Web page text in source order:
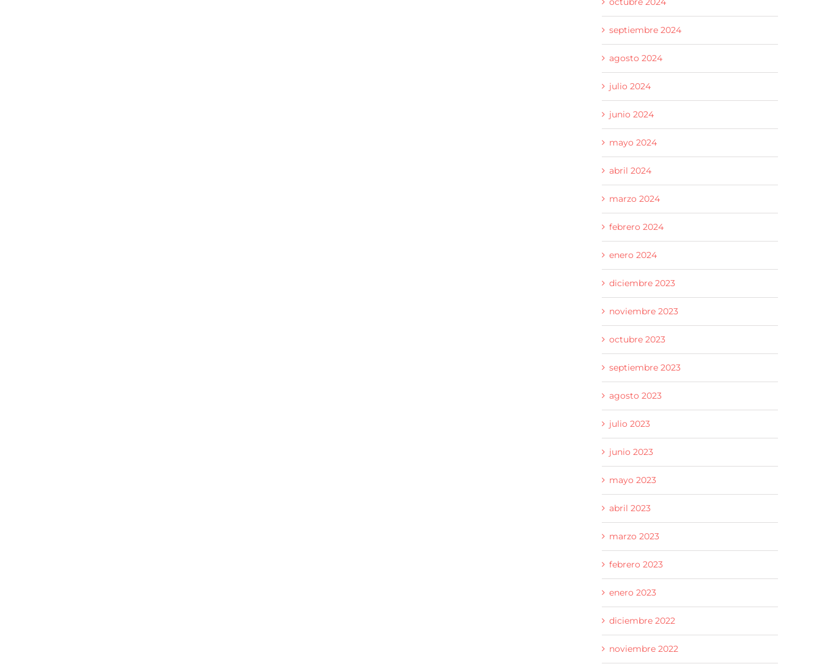
septiembre 2024
agosto 2024
julio 2024
junio 2024
mayo 2024
abril 2024
marzo 2024
febrero 2024
enero 2024
diciembre 2023
noviembre 2023
octubre 2023
septiembre 2023
agosto 2023
julio 2023
junio 2023
mayo 2023
abril 2023
marzo 2023
febrero 2023
enero 2023
diciembre 2022
noviembre 2022